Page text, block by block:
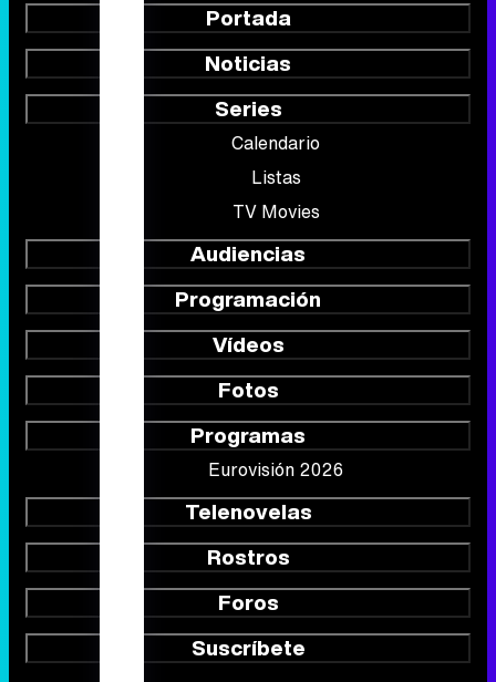
Portada
Noticias
Series
Calendario
Listas
TV Movies
Audiencias
Programación
Vídeos
Fotos
Programas
Eurovisión 2026
Telenovelas
Rostros
Foros
Suscríbete